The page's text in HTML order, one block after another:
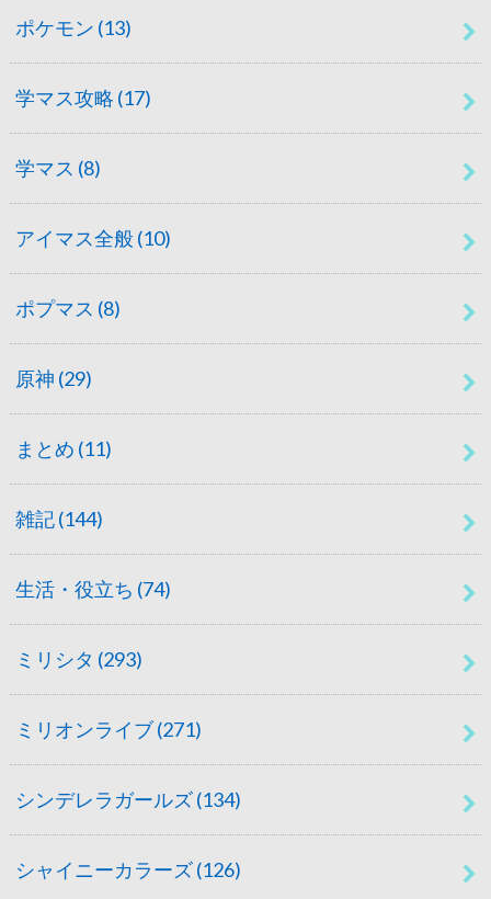
ポケモン (13)
学マス攻略 (17)
学マス (8)
アイマス全般 (10)
ポプマス (8)
原神 (29)
まとめ (11)
雑記(144)
生活・役立ち (74)
ミリシタ (293)
ミリオンライブ(271)
シンデレラガールズ(134)
シャイニーカラーズ(126)